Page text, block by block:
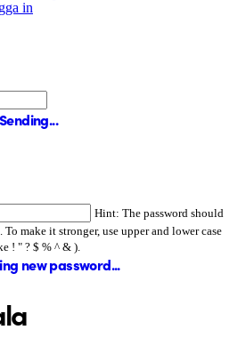
in
Hint: The password should
make it stronger, use upper and lower case
! " ? $ % ^ & ).
new password...